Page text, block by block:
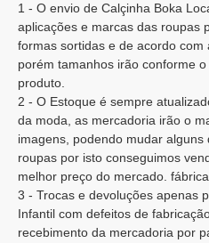
1 - O envio de Calçinha Boka
aplicações e marcas das roupas
formas sortidas e de acordo com
porém tamanhos irão conforme
produto.
2 - O Estoque é sempre
da moda, as mercadoria irão o
imagens, podendo mudar
roupas por isto conseguimos
melhor preço do mercado.
3 - Trocas e devoluções apenas
Infantil com defeitos de
recebimento da mercadoria por